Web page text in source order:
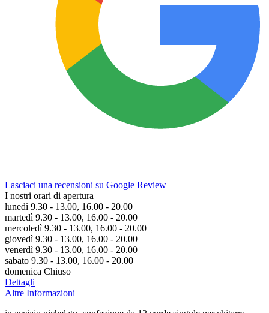
Lasciaci una recensioni su Google Review
I nostri orari di apertura
lunedì 9.30 - 13.00, 16.00 - 20.00
martedì 9.30 - 13.00, 16.00 - 20.00
mercoledì 9.30 - 13.00, 16.00 - 20.00
giovedì 9.30 - 13.00, 16.00 - 20.00
venerdì 9.30 - 13.00, 16.00 - 20.00
sabato 9.30 - 13.00, 16.00 - 20.00
domenica Chiuso
Dettagli
Altre Informazioni